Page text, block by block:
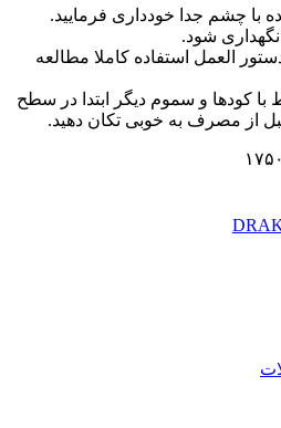
با چشم جدا خوددارى فرمایید.
شود.
العمل استفاده کاملا مطالعه
با کودها و سموم دیگر ابتدا در سطح
از مصرف به خوبى تکان دهید.